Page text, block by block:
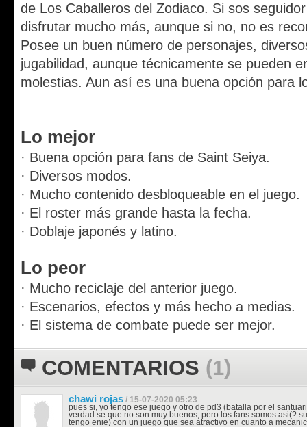
de Los Caballeros del Zodiaco. Si sos
disfrutar mucho más, aunque si no, no es
Posee un buen número de personajes,
jugabilidad, aunque técnicamente se pueden
molestias. Aun así es una buena opción para
Lo mejor
· Buena opción para fans de Saint Seiya.
· Diversos modos.
· Mucho contenido desbloqueable en el juego.
· El roster más grande hasta la fecha.
· Doblaje japonés y latino.
Lo peor
· Mucho reciclaje del anterior juego.
· Escenarios, efectos y más hecho a medias.
· El sistema de combate puede ser mejor.
COMENTARIOS (1)
chawi rojas / 15-07-2020 05:23
pues si, yo tengo ese juego y otro de pd3 (batalla por el
verdad se que no son muy buenos, pero los fans somos asi(?
tengo enie) con un juego que sea atractivo en cuanto a